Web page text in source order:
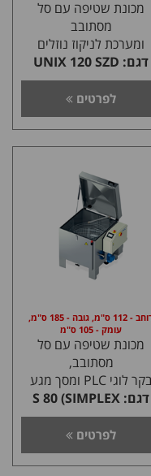
מכונת שטיפה עם סל
מסתובב
ומערכת לניקוז נוזלים
דגם: UNIX 120 SZD
לפרטים
רוחב - 112 ס"מ, גובה - 185 ס"מ,
עומק - 105 ס"מ
מכונת שטיפה עם סל
מסתובב,
בקר לוגי PLC ומסך מגע
דגם: S 80 (SIMPLEX
SMALL)
לפרטים